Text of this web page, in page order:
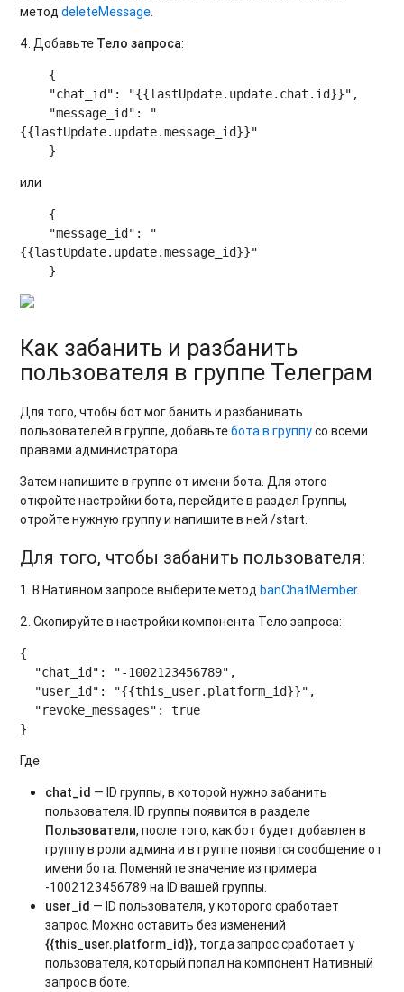
методdeleteMessage.
4. Добавьте Тело запроса:
{{lastUpdate.update.message_id}}"
или
{{lastUpdate.update.message_id}}"
Как забанить и разбанить
пользователя в группе Телеграм
Для того, чтобы бот мог банить и разбанивать
пользователей в группе, добавьтебота в группусо всеми
правами администратора.
Затем напишите в группе от имени бота. Для этого
откройте настройки бота, перейдите в раздел Группы,
отройте нужную группу и напишите в ней /start.
Для того, чтобы забанить пользователя:
1. В Нативном запросе выберите метод banChatMember.
2. Скопируйте в настройки компонента Тело запроса:
{
Где:
chat_id — ID группы, в которой нужно забанить
пользователя. ID группы появится в разделе
Пользователи, после того, как бот будет добавлен в
группу в роли админа и в группе появится сообщение от
имени бота. Поменяйте значение из примера
-1002123456789 на ID вашей группы.
user_id — ID пользователя, у которого сработает
запрос. Можно оставить без изменений
{{this_user.platform_id}}, тогда запрос сработает у
пользователя, который попал на компонент Нативный
запрос в боте.